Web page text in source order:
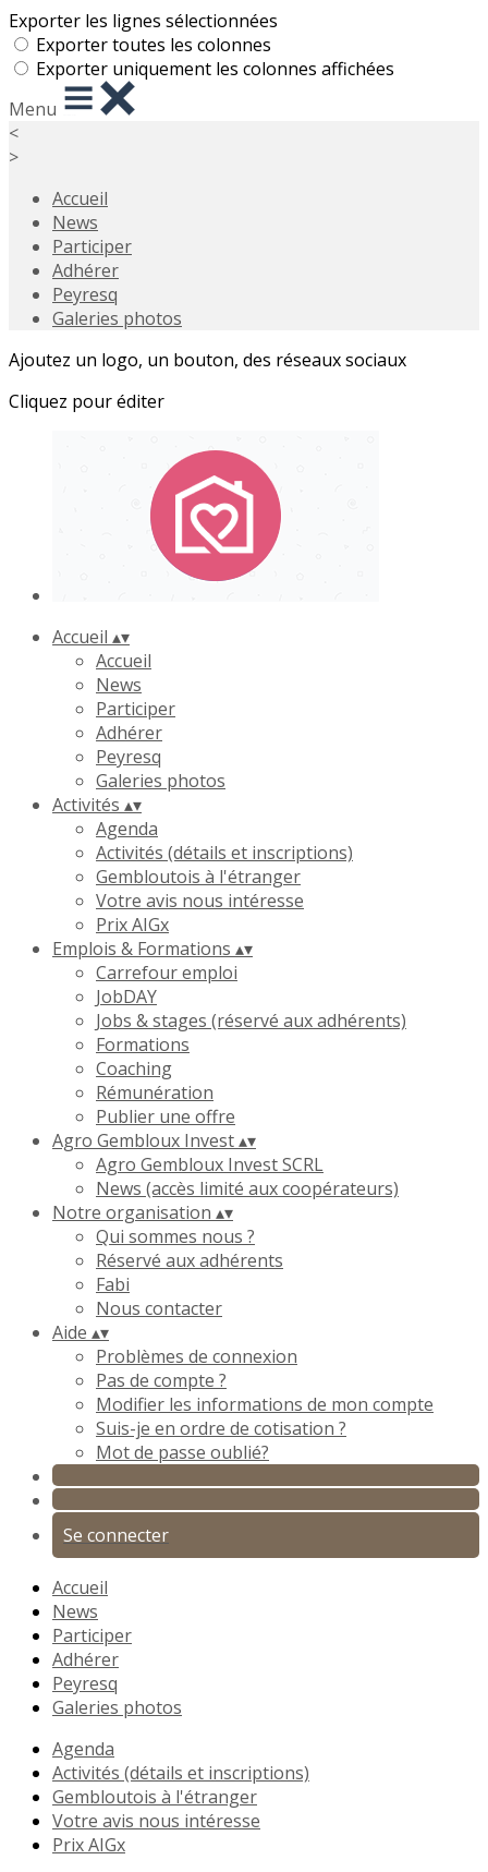
Exporter les lignes sélectionnées
Exporter toutes les colonnes
Exporter uniquement les colonnes affichées
Menu
<
>
Accueil
News
Participer
Adhérer
Peyresq
Galeries photos
Ajoutez un logo, un bouton, des réseaux sociaux
Cliquez pour éditer
Accueil ▴▾
Accueil
News
Participer
Adhérer
Peyresq
Galeries photos
Activités ▴▾
Agenda
Activités (détails et inscriptions)
Gembloutois à l'étranger
Votre avis nous intéresse
Prix AIGx
Emplois & Formations ▴▾
Carrefour emploi
JobDAY
Jobs & stages (réservé aux adhérents)
Formations
Coaching
Rémunération
Publier une offre
Agro Gembloux Invest▴▾
Agro Gembloux Invest SCRL
News (accès limité aux coopérateurs)
Notre organisation ▴▾
Qui sommes nous ?
Réservé aux adhérents
Fabi
Nous contacter
Aide ▴▾
Problèmes de connexion
Pas de compte ?
Modifier les informations de mon compte
Suis-je en ordre de cotisation ?
Mot de passe oublié?
Se connecter
Accueil
News
Participer
Adhérer
Peyresq
Galeries photos
Agenda
Activités (détails et inscriptions)
Gembloutois à l'étranger
Votre avis nous intéresse
Prix AIGx